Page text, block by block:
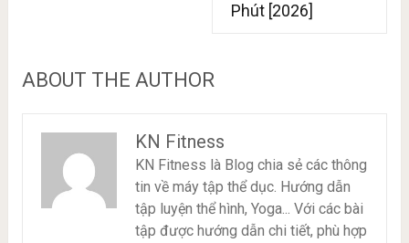
Phút [2026]
ABOUT THE AUTHOR
KN Fitness
KN Fitness là Blog chia sẻ các thông
tin về máy tập thể dục. Hướng dẫn
tập luyện thể hình, Yoga... Với các bài
tập được hướng dẫn chi tiết, phù hợp